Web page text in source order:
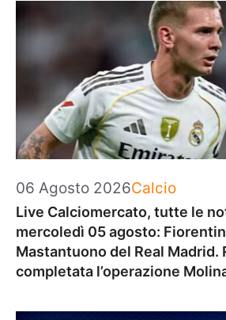
06 Agosto 2026Categorie
Calcio
Live Calciomercato, tutte le
mercoledì 05 agosto:
Mastantuono del Real Madrid.
completata l’operazione